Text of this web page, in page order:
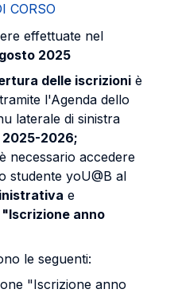
CORSO
effettuate nel
2025
delle iscrizioni è
l'Agenda dello
laterale di sinistra
2025-2026;
è necessario accedere
studente yoU@B al
e
"Iscrizione anno
le seguenti:
"Iscrizione anno